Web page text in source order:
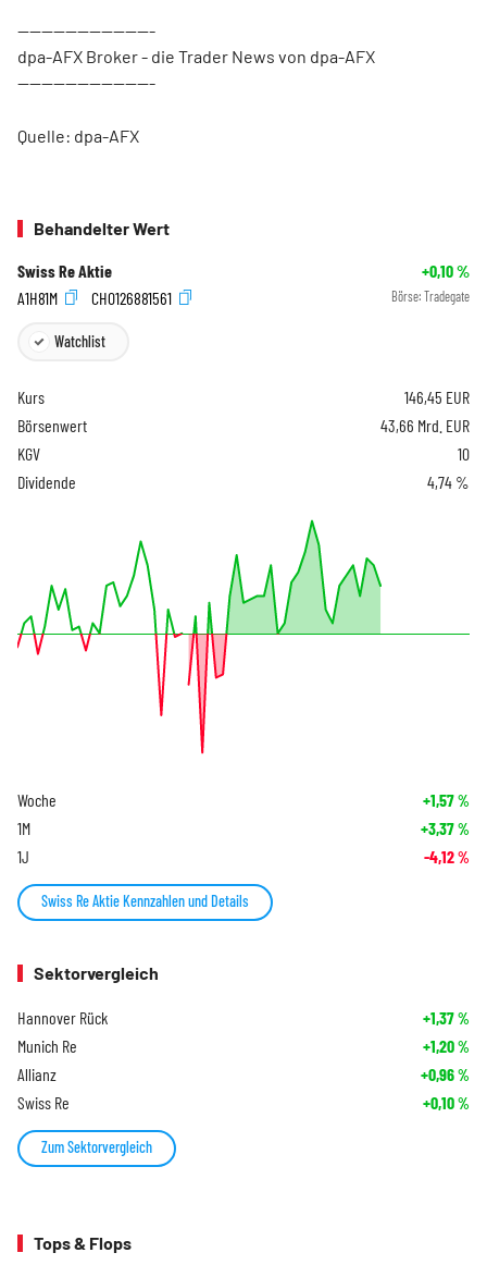
-----------------------
dpa-AFX Broker - die Trader News von dpa-AFX
-----------------------
Quelle: dpa-AFX
Behandelter Wert
Swiss Re Aktie +0,10%
A1H81M
CH0126881561 Börse: Tradegate
Watchlist
Kurs 146,45 EUR
Börsenwert
43,66 Mrd. EUR
KGV
10
Dividende
4,74 %
Woche +1,57%
1M +3,37%
1J -4,12%
Swiss Re Aktie Kennzahlen und Details
Sektorvergleich
Hannover Rück +1,37%
Munich Re +1,20%
Allianz +0,96%
Swiss Re +0,10%
Zum Sektorvergleich
Tops & Flops